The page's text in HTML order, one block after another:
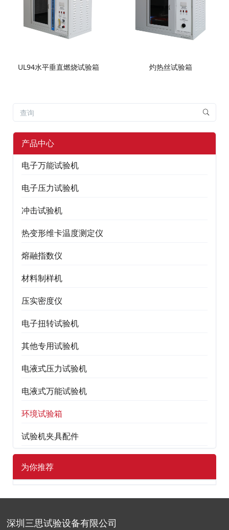
UL94水平垂直燃烧试验箱 灼热丝试验箱
产品中心
电子万能试验机
电子压力试验机
冲击试验机
热变形维卡温度测定仪
熔融指数仪
材料制样机
压实密度仪
电子扭转试验机
其他专用试验机
电液式压力试验机
电液式万能试验机
环境试验箱
试验机夹具配件
为你推荐
深圳三思试验设备有限公司